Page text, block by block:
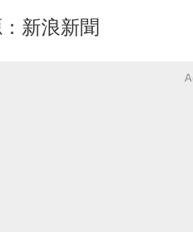
新浪新聞